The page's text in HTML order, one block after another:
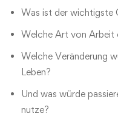
Was ist der wichtigste
Welche Art von Arbeit
Welche Veränderung
Leben?
Und was würde
nutze?